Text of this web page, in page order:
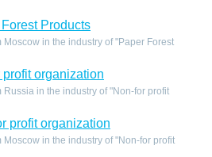
Products
Moscow in the industry of "Paper Forest
organization
Russia in the industry of "Non-for profit
profit organization
Moscow in the industry of "Non-for profit